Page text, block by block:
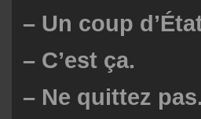
– Un coup
– C’est ça.
– Ne quittez pas.